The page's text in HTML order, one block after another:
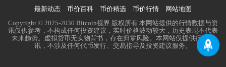
最新动态 币价百科 币价精选 币价行情 网站地图
Copyright © 2025-2030 Bitcoin视界 版权所有 本网站提供的行情数据与资
讯仅供参考，不构成任何投资建议，实时价格波动较大，历史表现不代表
未来趋势。虚拟货币无实物背书，存在归零风险。本网站仅提供行业资
讯，不涉及任何代币发行、交易指导及投资建议服务。